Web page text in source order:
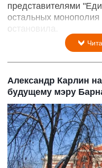
представителями
остальных
остановила.
Александр Карлин
будущему мэру